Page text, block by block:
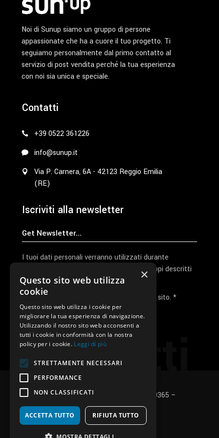
Contatti
Noi di Sunup siamo un gruppo di persone
appassionate che ha a cuore il tuo progetto. Ti
seguiamo personalmente dal primo contatto al
servizio di post vendita perché la tua esperienza
con noi sia unica e speciale.
Contatti
+39 0522 361226
info@sunup.it
Via P. Carnera, 6A - 42123 Reggio Emilia
(RE)
Iscriviti alla newsletter
I tuoi dati personali verranno utilizzati durante
l'elaborazione della richiesta e per altri scopi descritti
nella nostraprivacy policy
Ho letto e accetto la privacy policy del sito. *
Invia I Dati
SUNUP S.r.l. – P.Iva e C.F.: 03496530365 –
Privacy policy –Cookies policy
fb in
×
Questo sito web utilizza
cookie
Questo sito web utilizza i cookie per
migliorare la tua esperienza di navigazione.
Utilizzando il nostro sito web acconsenti a
tutti i cookie in conformità con la nostra
policy per i cookie. Leggi di più
STRETTAMENTE NECESSARI
PERFORMANCE
NON CLASSIFICATI
ACCETTA TUTTO RIFIUTA TUTTO